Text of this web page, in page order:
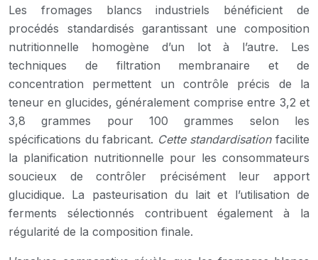
Les fromages blancs industriels bénéficient de
procédés standardisés garantissant une composition
nutritionnelle homogène d’un lot à l’autre. Les
techniques de filtration membranaire et de
concentration permettent un contrôle précis de la
teneur en glucides, généralement comprise entre 3,2 et
3,8 grammes pour 100 grammes selon les
spécifications du fabricant. Cette standardisationfacilite
la planification nutritionnelle pour les consommateurs
soucieux de contrôler précisément leur apport
glucidique. La pasteurisation du lait et l’utilisation de
ferments sélectionnés contribuent également à la
régularité de la composition finale.